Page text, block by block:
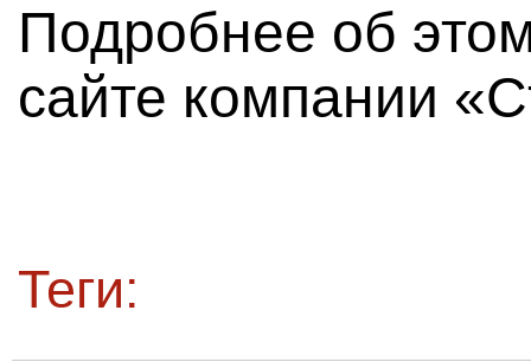
Подробнее об
сайте компании
Теги: